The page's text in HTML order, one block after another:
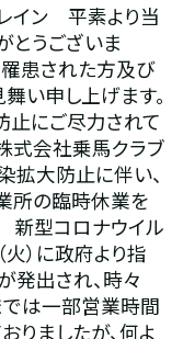
イン　平素より当
とうございま
患された方及び
い申し上げます。
止にご尽力されて
式会社乗馬クラブ
拡大防止に伴い、
所の臨時休業を
新型コロナウイル
）に政府より指
発出され、時々
では一部営業時間
りましたが、何よ